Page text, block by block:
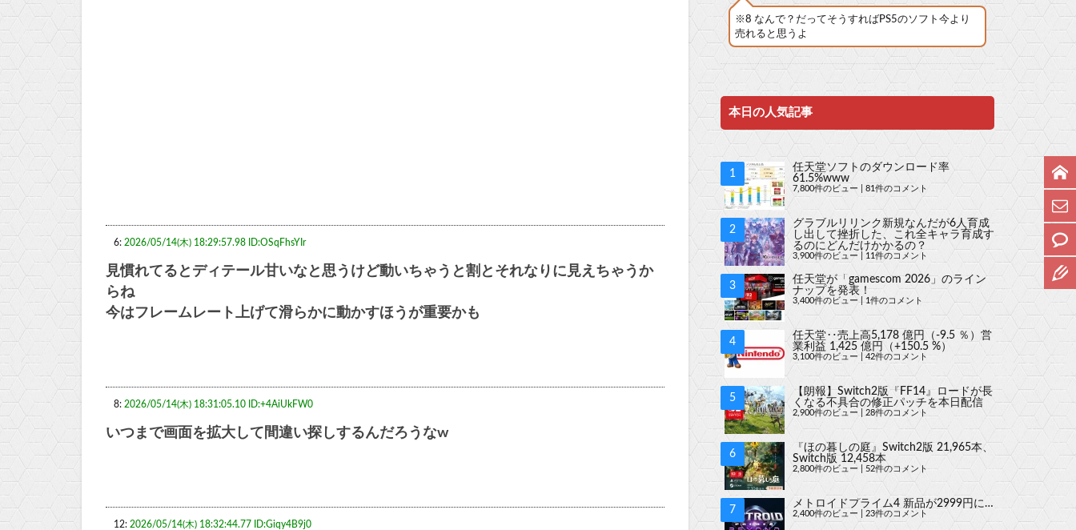
6: 2026/05/14(木) 18:29:57.98 ID:OSqFhsYIr
見慣れてるとディテール甘いなと思うけど動いちゃうと割とそれなりに見えちゃうか
らね
今はフレームレート上げて滑らかに動かすほうが重要かも
8: 2026/05/14(木) 18:31:05.10 ID:+4AiUkFW0
いつまで画面を拡大して間違い探しするんだろうなw
12: 2026/05/14(木) 18:32:44.77 ID:Giqy4B9j0
※8 なんで？だってそうすればPS5のソフト今より
売れると思うよ
本日の人気記事
任天堂ソフトのダウンロード率
61.5%www
7,800件のビュー 81件のコメント
グラブルリリンク新規なんだが6人育成
し出して挫折した、これ全キャラ育成す
るのにどんだけかかるの？
3,900件のビュー 11件のコメント
任天堂が「gamescom 2026」のライン
ナップを発表！
3,400件のビュー| 1件のコメント
任天堂‥売上高5,178 億円（-9.5 ％）営
業利益 1,425 億円（+150.5 %）
3,100件のビュー| 42件のコメント
【朗報】Switch2版『FF14』ロードが長
くなる不具合の修正パッチを本日配信
2,900件のビュー 28件のコメント
『ほの暮しの庭』Switch2版 21,965本、
Switch版 12,458本
2,800件のビュー 52件のコメント
メトロイドプライム4 新品が2999円に…
2,400件のビュー 23件のコメント